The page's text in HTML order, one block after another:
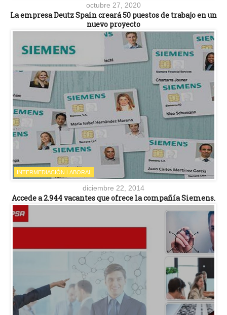
octubre 27, 2020
La empresa Deutz Spain creará 50 puestos de trabajo en un
nuevo proyecto
INTERMEDIACIÓN LABORAL
diciembre 22, 2014
Accede a 2.944 vacantes que ofrece la compañía Siemens.